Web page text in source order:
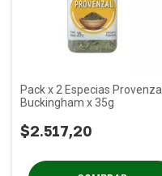
Pack x 2 Especias Provenzal
Buckingham x 35g
$2.517,20